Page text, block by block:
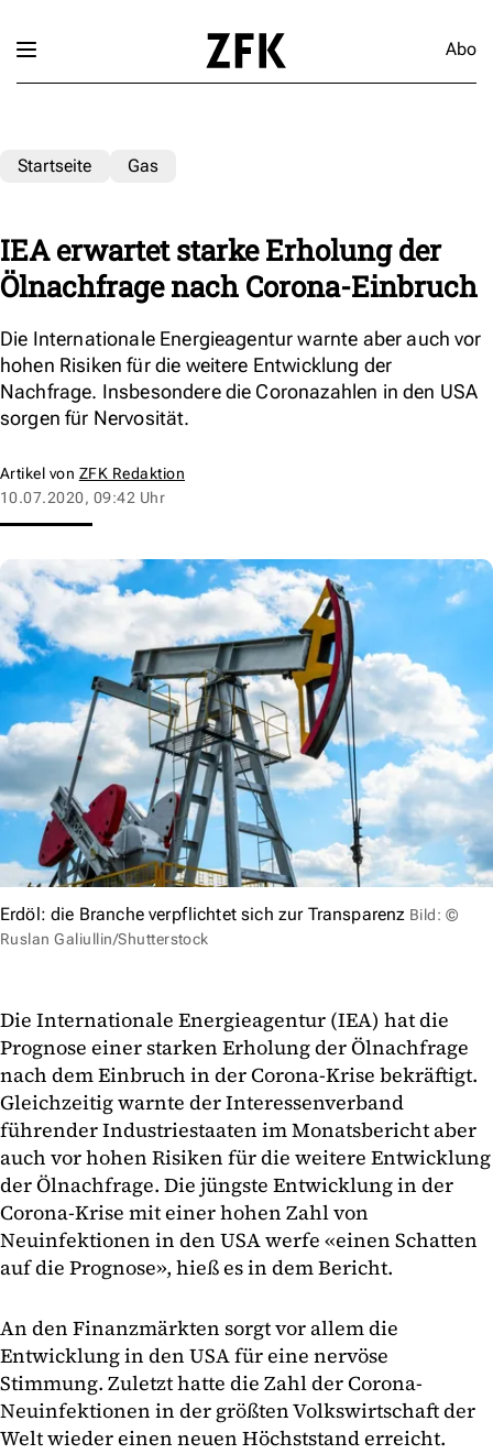
Abo
Startseite Gas
IEA erwartet starke Erholung der
Ölnachfrage nach Corona-Einbruch
Die Internationale Energieagentur warnte aber auch vor
hohen Risiken für die weitere Entwicklung der
Nachfrage. Insbesondere die Coronazahlen in den USA
sorgen für Nervosität.
Artikel von ZFK Redaktion
10.07.2020, 09:42 Uhr
Erdöl: die Branche verpflichtet sich zur Transparenz Bild: ©
Ruslan Galiullin/Shutterstock
Die Internationale Energieagentur (IEA) hat die
Prognose einer starken Erholung der Ölnachfrage
nach dem Einbruch in der Corona-Krise bekräftigt.
Gleichzeitig warnte der Interessenverband
führender Industriestaaten im Monatsbericht aber
auch vor hohen Risiken für die weitere Entwicklung
der Ölnachfrage. Die jüngste Entwicklung in der
Corona-Krise mit einer hohen Zahl von
Neuinfektionen in den USA werfe «einen Schatten
auf die Prognose», hieß es in dem Bericht.
An den Finanzmärkten sorgt vor allem die
Entwicklung in den USA für eine nervöse
Stimmung. Zuletzt hatte die Zahl der Corona-
Neuinfektionen in der größten Volkswirtschaft der
Welt wieder einen neuen Höchststand erreicht.